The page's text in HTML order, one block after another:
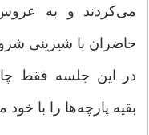
مى‌کردند و به عروس
حاضران با شیرینى
در این جلسه فقط
بقیه پارچه‌ها را با خود